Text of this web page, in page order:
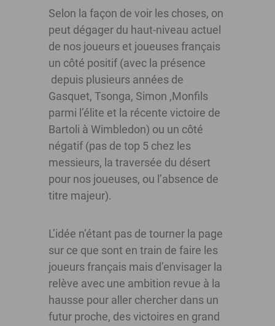
Selon la façon de voir les choses, on
peut dégager du haut-niveau actuel
de nos joueurs et joueuses français
un côté positif (avec la présence
depuis plusieurs années de
Gasquet, Tsonga, Simon ,Monfils
parmi l’élite et la récente victoire de
Bartoli à Wimbledon) ou un côté
négatif (pas de top 5 chez les
messieurs, la traversée du désert
pour nos joueuses, ou l’absence de
titre majeur).
L’idée n’étant pas de tourner la page
sur ce que sont en train de faire les
joueurs français mais d’envisager la
relève avec une ambition revue à la
hausse pour aller chercher dans un
futur proche, des victoires en grand